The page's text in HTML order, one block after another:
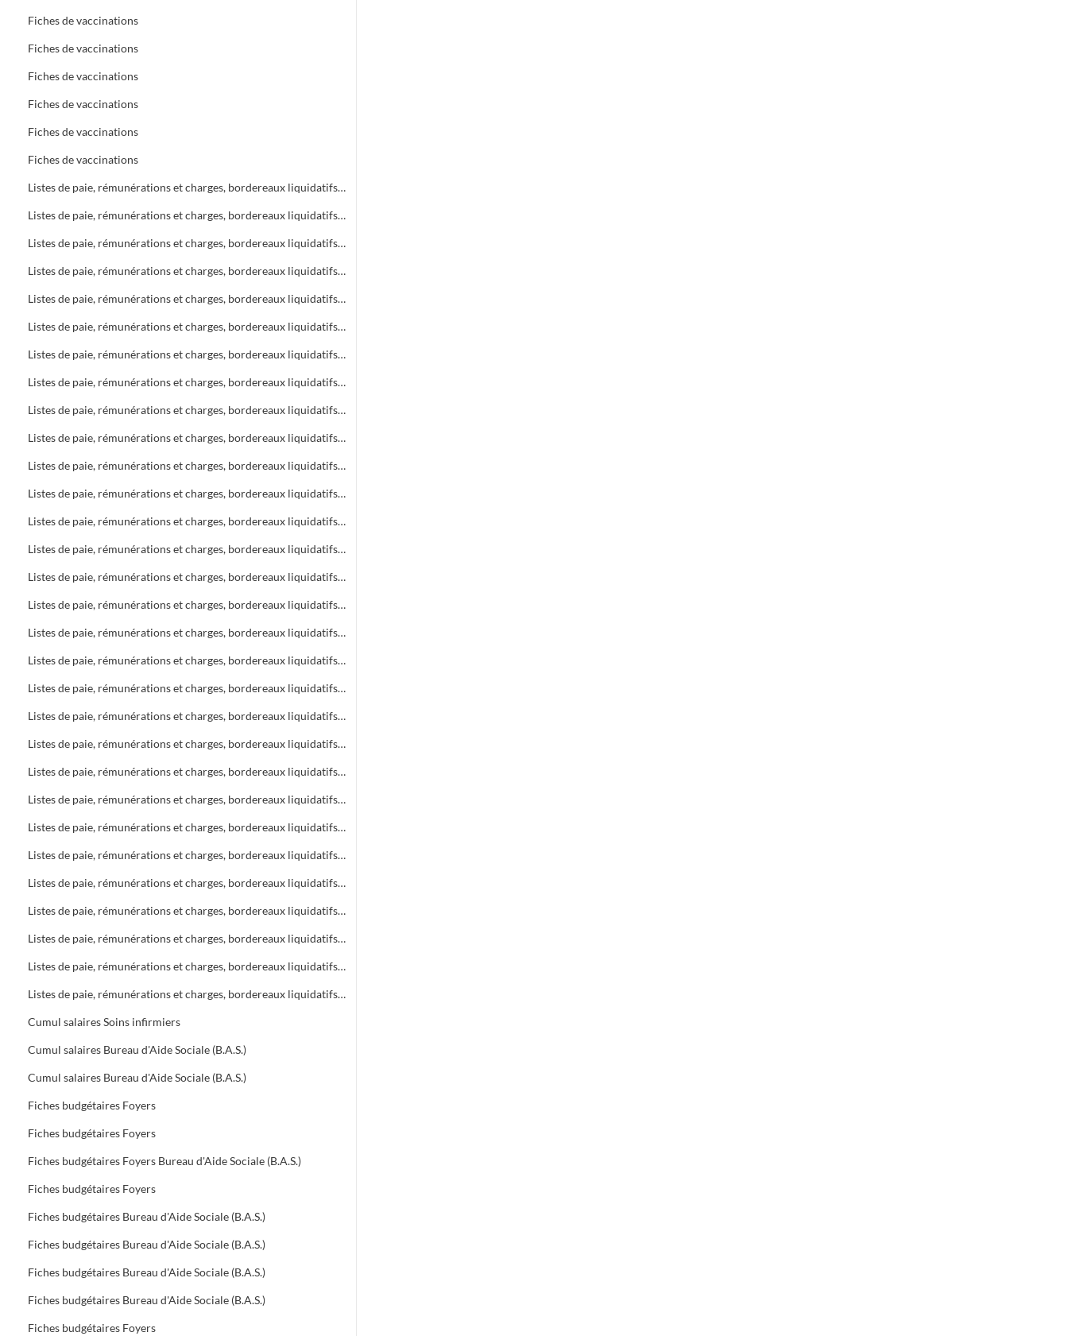
Fiches de vaccinations
Fiches de vaccinations
Fiches de vaccinations
Fiches de vaccinations
Fiches de vaccinations
Fiches de vaccinations
Listes de paie, rémunérations et charges, bordereaux liquidatifs Bureau d'Aide Sociale (B.A.S.)
Listes de paie, rémunérations et charges, bordereaux liquidatifs Bureau d'Aide Sociale (B.A.S.)
Listes de paie, rémunérations et charges, bordereaux liquidatifs Bureau d'Aide Sociale (B.A.S.)
Listes de paie, rémunérations et charges, bordereaux liquidatifs Bureau d'Aide Sociale (B.A.S.)
Listes de paie, rémunérations et charges, bordereaux liquidatifs Bureau d'Aide Sociale (B.A.S.)
Listes de paie, rémunérations et charges, bordereaux liquidatifs Bureau d'Aide Sociale (B.A.S.)
Listes de paie, rémunérations et charges, bordereaux liquidatifs Foyers
Listes de paie, rémunérations et charges, bordereaux liquidatifs Bureau d'Aide Sociale (B.A.S.)
Listes de paie, rémunérations et charges, bordereaux liquidatifs Bureau d'Aide Sociale (B.A.S.) - Foyers
Listes de paie, rémunérations et charges, bordereaux liquidatifs Foyers
Listes de paie, rémunérations et charges, bordereaux liquidatifs Soins infirmiers
Listes de paie, rémunérations et charges, bordereaux liquidatifs Soins infirmiers
Listes de paie, rémunérations et charges, bordereaux liquidatifs Bureau d'Aide Sociale (B.A.S.)
Listes de paie, rémunérations et charges, bordereaux liquidatifs Soins infirmiers, C.A.M.S.P.
Listes de paie, rémunérations et charges, bordereaux liquidatifs Foyers
Listes de paie, rémunérations et charges, bordereaux liquidatifs Bureau d'Aide Sociale (B.A.S.)
Listes de paie, rémunérations et charges, bordereaux liquidatifs Soins infirmiers, C.A.M.S.P.
Listes de paie, rémunérations et charges, bordereaux liquidatifs Foyers
Listes de paie, rémunérations et charges, bordereaux liquidatifs Soins infirmiers
Listes de paie, rémunérations et charges, bordereaux liquidatifs C.A.M.S.P.
Listes de paie, rémunérations et charges, bordereaux liquidatifs Bureau d'Aide Sociale (B.A.S.)
Listes de paie, rémunérations et charges, bordereaux liquidatifs Foyers
Listes de paie, rémunérations et charges, bordereaux liquidatifs Bureau d'Aide Sociale (B.A.S.)
Listes de paie, rémunérations et charges, bordereaux liquidatifs C.A.M.S.P.
Listes de paie, rémunérations et charges, bordereaux liquidatifs Soins infirmiers
Listes de paie, rémunérations et charges, bordereaux liquidatifs Bureau d'Aide Sociale (B.A.S.)
Listes de paie, rémunérations et charges, bordereaux liquidatifs C.A.M.S.P.
Listes de paie, rémunérations et charges, bordereaux liquidatifs Soins infirmiers
Listes de paie, rémunérations et charges, bordereaux liquidatifs Bureau d'Aide Sociale (B.A.S.)
Listes de paie, rémunérations et charges, bordereaux liquidatifs Foyers
Cumul salaires Soins infirmiers
Cumul salaires Bureau d'Aide Sociale (B.A.S.)
Cumul salaires Bureau d'Aide Sociale (B.A.S.)
Fiches budgétaires Foyers
Fiches budgétaires Foyers
Fiches budgétaires Foyers Bureau d'Aide Sociale (B.A.S.)
Fiches budgétaires Foyers
Fiches budgétaires Bureau d'Aide Sociale (B.A.S.)
Fiches budgétaires Bureau d'Aide Sociale (B.A.S.)
Fiches budgétaires Bureau d'Aide Sociale (B.A.S.)
Fiches budgétaires Bureau d'Aide Sociale (B.A.S.)
Fiches budgétaires Foyers